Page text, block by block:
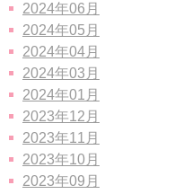
2024年06月
2024年05月
2024年04月
2024年03月
2024年01月
2023年12月
2023年11月
2023年10月
2023年09月